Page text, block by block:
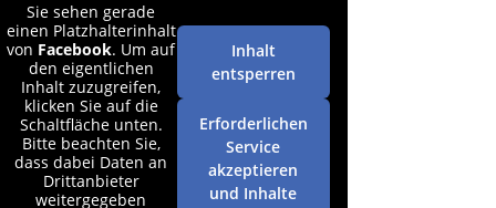
Sie sehen gerade
einen Platzhalterinhalt
von Facebook. Um auf
den eigentlichen
Inhalt zuzugreifen,
klicken Sie auf die
Schaltfläche unten.
Bitte beachten Sie,
dass dabei Daten an
Drittanbieter
weitergegeben
Inhalt
entsperren
Erforderlichen
Service
akzeptieren
und Inhalte